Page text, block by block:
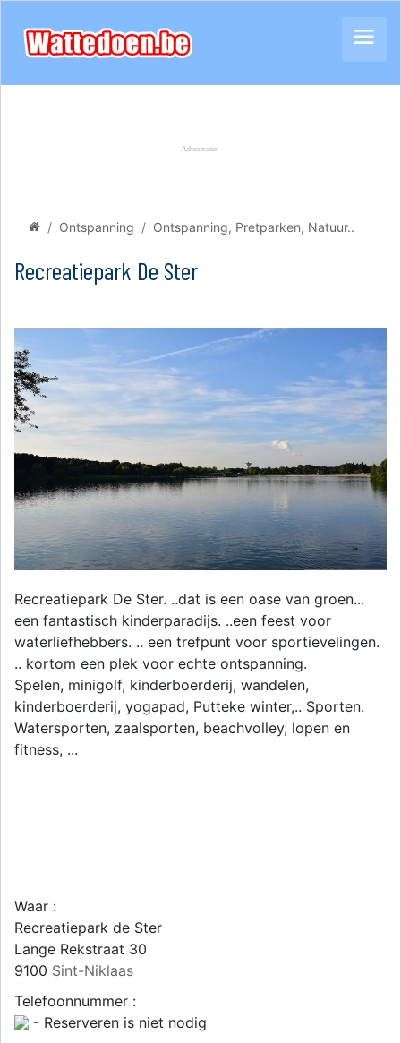
Ontspanning Ontspanning, Pretparken, Natuur..
Recreatiepark De Ster
Recreatiepark De Ster. ..dat is een oase van groen...
een fantastisch kinderparadijs. ..een feest voor
waterliefhebbers. .. een trefpunt voor sportievelingen.
.. kortom een plek voor echte ontspanning.
Spelen, minigolf, kinderboerderij, wandelen,
kinderboerderij, yogapad, Putteke winter,.. Sporten.
Watersporten, zaalsporten, beachvolley, lopen en
fitness, ...
Waar :
Recreatiepark de Ster
Lange Rekstraat 30
9100 Sint-Niklaas
Telefoonnummer :
- Reserveren is niet nodig